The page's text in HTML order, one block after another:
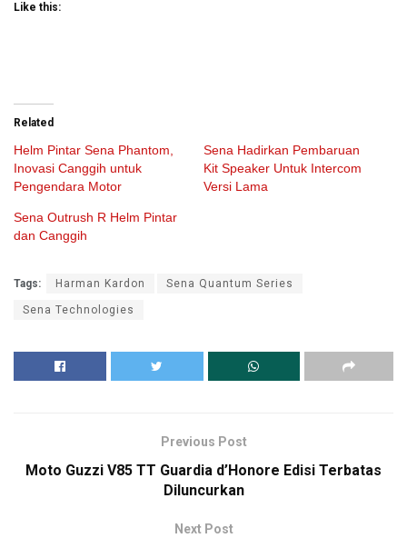
Like this:
Related
Helm Pintar Sena Phantom,
Inovasi Canggih untuk
Pengendara Motor
Sena Hadirkan Pembaruan
Kit Speaker Untuk Intercom
Versi Lama
Sena Outrush R Helm Pintar
dan Canggih
Tags: Harman Kardon Sena Quantum Series
Sena Technologies
Previous Post
Moto Guzzi V85 TT Guardia d’Honore Edisi Terbatas
Diluncurkan
Next Post